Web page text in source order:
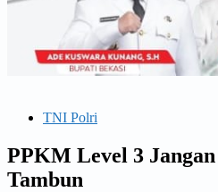
TNI Polri
PPKM Level 3
Tambun